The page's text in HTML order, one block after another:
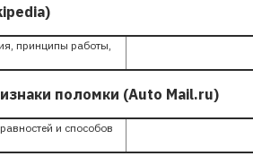
принципы работы,
поломки (Auto Mail.ru)
и способов